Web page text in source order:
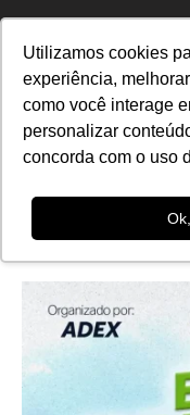
Utilizamos cookies
experiência,
como você interage
personalizar
concorda com o uso
« Todos Eventos
setembro 23-